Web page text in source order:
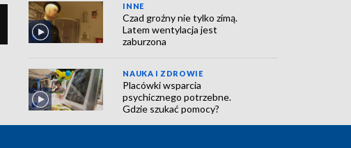
INNE
Czad groźny nie tylko zimą.
Latem wentylacja jest
zaburzona
NAUKA I ZDROWIE
Placówki wsparcia
psychicznego potrzebne.
Gdzie szukać pomocy?